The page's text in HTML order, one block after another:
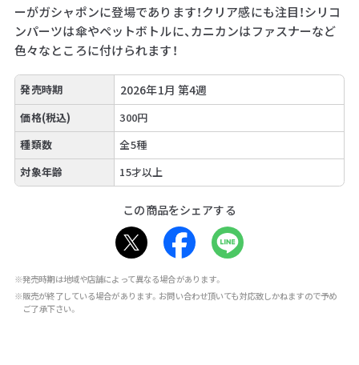
ーがガシャポンに登場であります！クリア感にも注目！シリコ
ンパーツは傘やペットボトルに、カニカンはファスナーなど
色々なところに付けられます！
発売時期 2026年1月 第4週
価格(税込)
300円
種類数
全5種
対象年齢
15才以上
この商品をシェアする
※発売時期は地域や店舗によって異なる場合があります。
※販売が終了している場合があります。お問い合わせ頂いても対応致しかねますので予め
ご了承下さい。